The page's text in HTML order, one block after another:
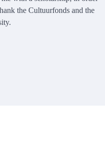
the Cultuurfonds and the